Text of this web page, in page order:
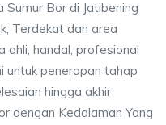
Bor di Jatibening
Terdekat dan area
ahli, handal, profesional
untuk penerapan tahap
hingga akhir
dengan Kedalaman Yang